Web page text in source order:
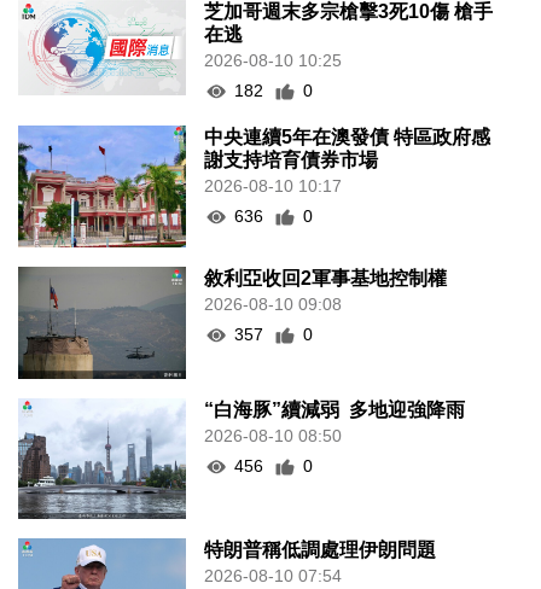
芝加哥週末多宗槍擊3死10傷 槍手
在逃
2026-08-10 10:25
182
0
中央連續5年在澳發債 特區政府感
謝支持培育債券市場
2026-08-10 10:17
636
0
敘利亞收回2軍事基地控制權
2026-08-10 09:08
357
0
“白海豚”續減弱 多地迎強降雨
2026-08-10 08:50
456
0
特朗普稱低調處理伊朗問題
2026-08-10 07:54